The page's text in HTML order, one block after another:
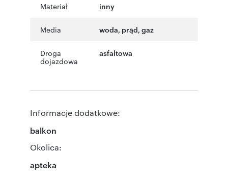
Materiał inny
Media woda, prąd, gaz
Droga
dojazdowa
asfaltowa
Informacje dodatkowe:
balkon
Okolica:
apteka